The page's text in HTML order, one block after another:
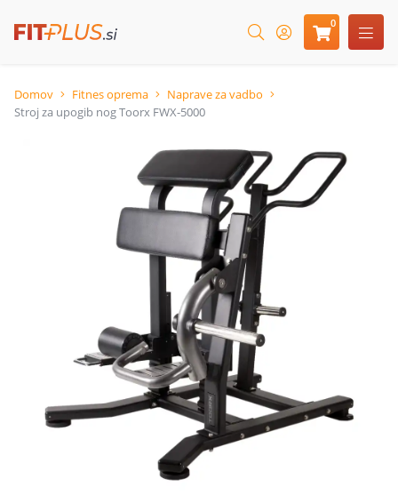
0
Domov Fitnes oprema
Naprave za vadbo
Stroj za upogib nog Toorx FWX-5000